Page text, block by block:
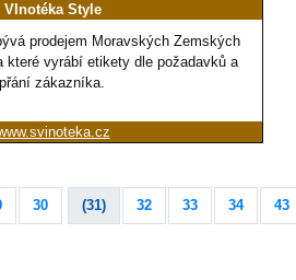
VInotéka Style
prodejem Moravských Zemských
které vyrábí etikety dle požadavků a
přání zákazníka.
30 (31) 32 33 34 43